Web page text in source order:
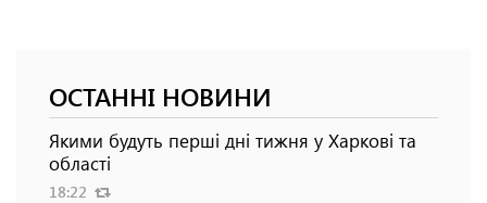
ОСТАННІ НОВИНИ
Якими будуть перші дні тижня у Харкові та
області
18:22